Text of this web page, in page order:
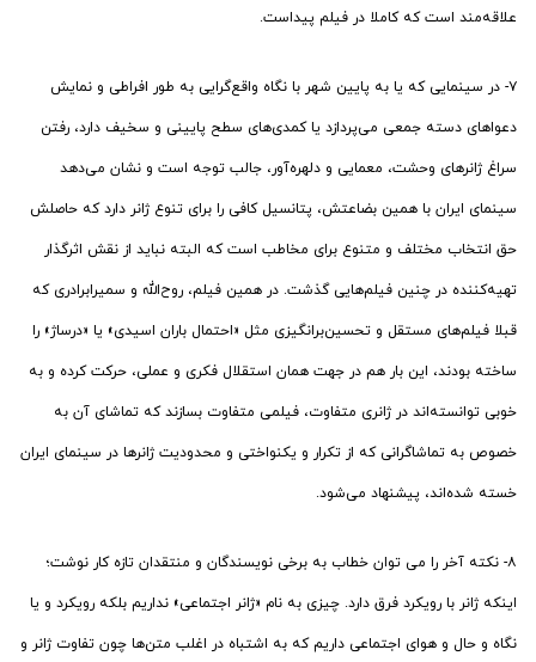
علاقه‌مند است که کاملا در فیلم پیداست.
۷- در سینمایی که یا به پایین شهر با نگاه واقع‌گرایی به طور افراطی و نمایش
دعواهای دسته جمعی می‌پردازد یا کمدی‌های سطح پایینی و سخیف دارد، رفتن
سراغ ژانرهای وحشت، معمایی و دلهره‌آور، جالب توجه است و نشان می‌دهد
سینمای ایران با همین بضاعتش، پتانسیل کافی را برای تنوع ژانر دارد که حاصلش
حق انتخاب مختلف و متنوع برای مخاطب است که البته نباید از نقش اثرگذار
تهیه‌کننده در چنین فیلم‌هایی گذشت. در همین فیلم، روح‌الله و سمیرابرادری که
قبلا فیلم‌های مستقل و تحسین‌برانگیزی مثل «احتمال باران اسیدی» یا «درساژ» را
ساخته بودند، این بار هم در جهت همان استقلال فکری و عملی، حرکت کرده و به
خوبی توانسته‌اند در ژانری متفاوت، فیلمی متفاوت بسازند که تماشای آن به
خصوص به تماشاگرانی که از تکرار و یکنواختی و محدودیت ژانرها در سینمای ایران
خسته شده‌اند، پیشنهاد می‌شود.
۸- نکته آخر را می توان خطاب به برخی نویسندگان و منتقدان تازه کار نوشت؛
اینکه ژانر با رویکرد فرق دارد. چیزی به نام «ژانر اجتماعی» نداریم بلکه رویکرد و یا
نگاه و حال و هوای اجتماعی داریم که به اشتباه در اغلب متن‌ها چون تفاوت ژانر و